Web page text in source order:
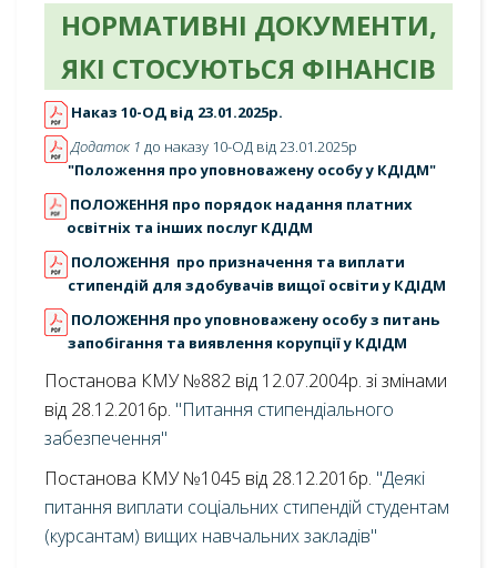
НОРМАТИВНІ ДОКУМЕНТИ,
ЯКІ СТОСУЮТЬСЯ ФІНАНСІВ
Наказ 10-ОД від 23.01.2025р.
Додаток 1 до наказу 10-ОД від 23.01.2025р
"Положення про уповноважену особу у КДІДМ"
ПОЛОЖЕННЯ про порядок надання платних
освітніх та інших послуг КДІДМ
ПОЛОЖЕННЯ про призначення та виплати
стипендій для здобувачів вищої освіти у КДІДМ
ПОЛОЖЕННЯ про уповноважену особу з питань
запобігання та виявлення корупції у КДІДМ
Постанова КМУ №882 від 12.07.2004р. зі змінами
від 28.12.2016р. "Питання стипендіального
забезпечення"
Постанова КМУ №1045 від 28.12.2016р. "Деякі
питання виплати соціальних стипендій студентам
(курсантам) вищих навчальних закладів"